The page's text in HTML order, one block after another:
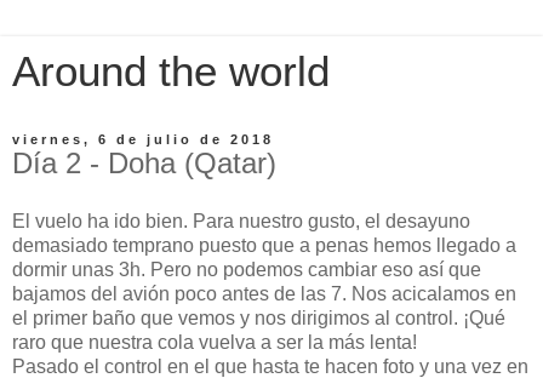
Around the world
viernes, 6 de julio de 2018
Día 2 - Doha (Qatar)
El vuelo ha ido bien. Para nuestro gusto, el desayuno
demasiado temprano puesto que a penas hemos llegado a
dormir unas 3h. Pero no podemos cambiar eso así que
bajamos del avión poco antes de las 7. Nos acicalamos en
el primer baño que vemos y nos dirigimos al control. ¡Qué
raro que nuestra cola vuelva a ser la más lenta!
Pasado el control en el que hasta te hacen foto y una vez en